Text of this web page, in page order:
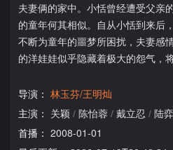
夫妻俩的家中。小恬曾经遭受父亲
的童年何其相似。自从小恬到来后
不断为童年的噩梦所困扰，夫妻感
的洋娃娃似乎隐藏着极大的怨气
导演： 林玉芬/王明灿
主演： 关颖 / 陈怡蓉 / 戴立忍 / 陆
首播： 2008-01-01